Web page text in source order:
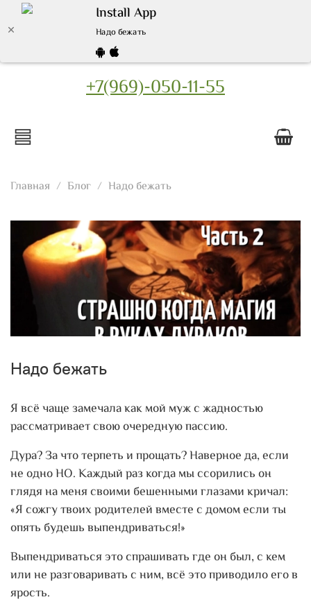
Install App
Надо бежать
+7(969)-050-11-55
Главная Блог Надо бежать
Надо бежать
Я всё чаще замечала как мой муж с жадностью
рассматривает свою очередную пассию.
Дура? За что терпеть и прощать? Наверное да, если
не одно НО. Каждый раз когда мы ссорились он
глядя на меня своими бешенными глазами кричал:
«Я сожгу твоих родителей вместе с домом если ты
опять будешь выпендриваться!»
Выпендриваться это спрашивать где он был, с кем
или не разговаривать с ним, всё это приводило его в
ярость.